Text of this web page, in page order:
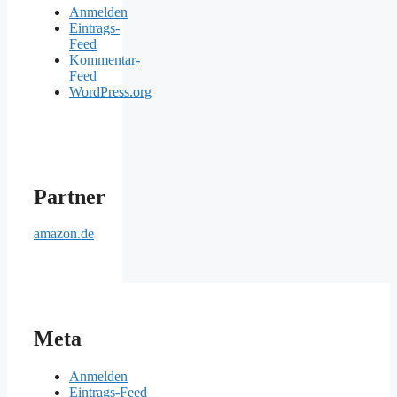
Anmelden
Eintrags-
Feed
Kommentar-
Feed
WordPress.org
Partner
amazon.de
Meta
Anmelden
Eintrags-Feed